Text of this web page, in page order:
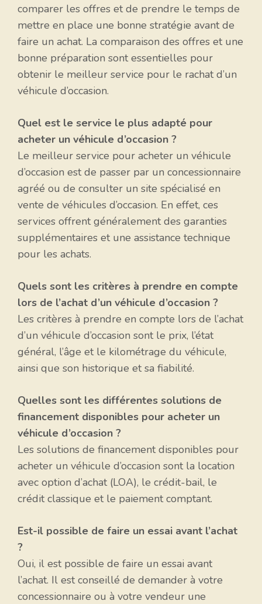
comparer les offres et de prendre le temps de
mettre en place une bonne stratégie avant de
faire un achat. La comparaison des offres et une
bonne préparation sont essentielles pour
obtenir le meilleur service pour le rachat d’un
véhicule d’occasion.
Quel est le service le plus adapté pour
acheter un véhicule d’occasion ?
Le meilleur service pour acheter un véhicule
d’occasion est de passer par un concessionnaire
agréé ou de consulter un site spécialisé en
vente de véhicules d’occasion. En effet, ces
services offrent généralement des garanties
supplémentaires et une assistance technique
pour les achats.
Quels sont les critères à prendre en compte
lors de l’achat d’un véhicule d’occasion ?
Les critères à prendre en compte lors de l’achat
d’un véhicule d’occasion sont le prix, l’état
général, l’âge et le kilométrage du véhicule,
ainsi que son historique et sa fiabilité.
Quelles sont les différentes solutions de
financement disponibles pour acheter un
véhicule d’occasion ?
Les solutions de financement disponibles pour
acheter un véhicule d’occasion sont la location
avec option d’achat (LOA), le crédit-bail, le
crédit classique et le paiement comptant.
Est-il possible de faire un essai avant l’achat
?
Oui, il est possible de faire un essai avant
l’achat. Il est conseillé de demander à votre
concessionnaire ou à votre vendeur une